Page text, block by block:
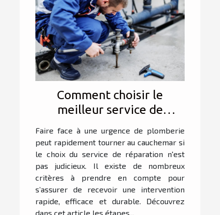
Comment choisir le
meilleur service de
réparation d'urgence pour
votre plomberie ?
Faire face à une urgence de plomberie
peut rapidement tourner au cauchemar si
le choix du service de réparation n'est
pas judicieux. Il existe de nombreux
critères à prendre en compte pour
s’assurer de recevoir une intervention
rapide, efficace et durable. Découvrez
dans cet article les étapes...